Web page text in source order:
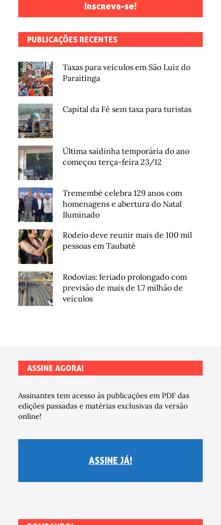
Inscreva-se!
PUBLICAÇÕES RECENTES
Taxas para veículos em São Luiz do
Paraitinga
Capital da Fé sem taxa para turistas
Última saidinha temporária do ano
começou terça-feira 23/12
Tremembé celebra 129 anos com
homenagens e abertura do Natal
Iluminado
Rodeio deve reunir mais de 100 mil
pessoas em Taubaté
Rodovias: feriado prolongado com
previsão de mais de 1.7 milhão de
veículos
ASSINE AGORA!
Assinantes tem acesso às publicações em PDF das
edições passadas e matérias exclusivas da versão
online!
ASSINE JÁ!